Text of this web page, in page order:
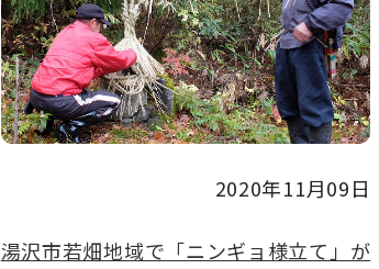
2020年11月09日
湯沢市若畑地域で「ニンギョ様立て」が